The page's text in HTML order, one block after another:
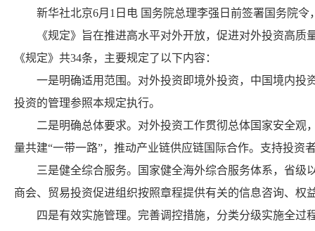
新华社北京6月1日电 国务院总理李强日前签署国务院令
《规定》旨在推进高水平对外开放，促进对外投资高质
《规定》共34条，主要规定了以下内容：
一是明确适用范围。对外投资即境外投资，中国境内投
投资的管理参照本规定执行。
二是明确总体要求。对外投资工作贯彻总体国家安全观
量共建“一带一路”，推动产业链供应链国际合作。支持投资
三是健全综合服务。国家健全海外综合服务体系，省级
商会、贸易投资促进组织按照章程提供有关的信息咨询、权
四是有效实施管理。完善调控措施，分类分级实施全过